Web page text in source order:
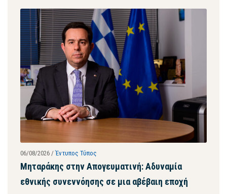
06/08/2026 /Έντυπος Τύπος
Μηταράκης στην Απογευματινή: Αδυναμία
εθνικής συνεννόησης σε μια αβέβαιη εποχή